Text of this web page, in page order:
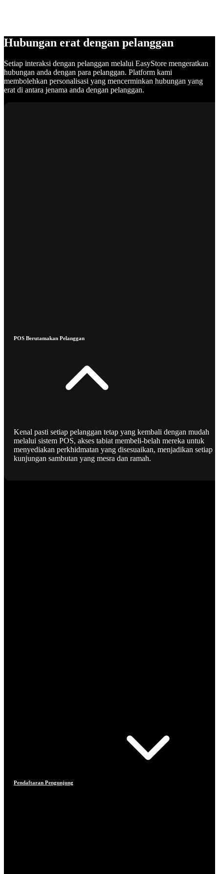
Hubungan erat dengan pelanggan
Setiap interaksi dengan pelanggan melalui EasyStore mengeratkan
hubungan anda dengan para pelanggan. Platform kami
membolehkan personalisasi yang mencerminkan hubungan yang
erat di antara jenama anda dengan pelanggan.
POS Berutamakan Pelanggan
Kenal pasti setiap pelanggan tetap yang kembali dengan mudah
melalui sistem POS, akses tabiat membeli-belah mereka untuk
menyediakan perkhidmatan yang disesuaikan, menjadikan setiap
kunjungan sambutan yang mesra dan ramah.
Pendaftaran Pengunjung